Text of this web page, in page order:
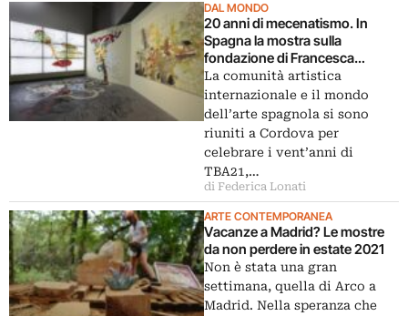
DAL MONDO
20 anni di mecenatismo. In
Spagna la mostra sulla
fondazione di Francesca
Thyssen
La comunità artistica
internazionale e il mondo
dell’arte spagnola si sono
riuniti a Cordova per
celebrare i vent’anni di
TBA21,…
di Federica Lonati
ARTE CONTEMPORANEA
Vacanze a Madrid? Le mostre
da non perdere in estate 2021
Non è stata una gran
settimana, quella di Arco a
Madrid. Nella speranza che